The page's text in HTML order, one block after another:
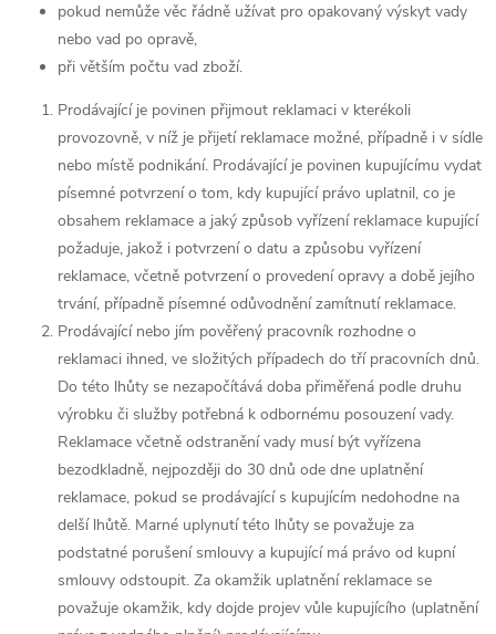
pokud nemůže věc řádně užívat pro opakovaný výskyt vady
nebo vad po opravě,
při větším počtu vad zboží.
Prodávající je povinen přijmout reklamaci v kterékoli
provozovně, v níž je přijetí reklamace možné, případně i v sídle
nebo místě podnikání. Prodávající je povinen kupujícímu vydat
písemné potvrzení o tom, kdy kupující právo uplatnil, co je
obsahem reklamace a jaký způsob vyřízení reklamace kupující
požaduje, jakož i potvrzení o datu a způsobu vyřízení
reklamace, včetně potvrzení o provedení opravy a době jejího
trvání, případně písemné odůvodnění zamítnutí reklamace.
Prodávající nebo jím pověřený pracovník rozhodne o
reklamaci ihned, ve složitých případech do tří pracovních dnů.
Do této lhůty se nezapočítává doba přiměřená podle druhu
výrobku či služby potřebná k odbornému posouzení vady.
Reklamace včetně odstranění vady musí být vyřízena
bezodkladně, nejpozději do 30 dnů ode dne uplatnění
reklamace, pokud se prodávající s kupujícím nedohodne na
delší lhůtě. Marné uplynutí této lhůty se považuje za
podstatné porušení smlouvy a kupující má právo od kupní
smlouvy odstoupit. Za okamžik uplatnění reklamace se
považuje okamžik, kdy dojde projev vůle kupujícího (uplatnění